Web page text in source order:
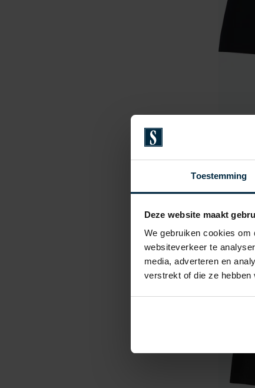
Toestemming
Deze website maakt
We gebruiken cookies om
websiteverkeer te
media, adverteren en
verstrekt of die ze
€ 44,90